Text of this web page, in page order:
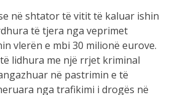
të tjera nga veprimet
vlerën e mbi 30 milionë eurove.
lidhura me një rrjet kriminal
në pastrimin e të
nga trafikimi i drogës në
të lidhur me grupe kriminale në